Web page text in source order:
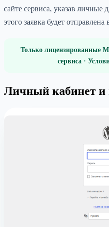
сайте сервиса, указав
этого заявка будет
Только лицензированные
сервиса ·
Личный кабинет и